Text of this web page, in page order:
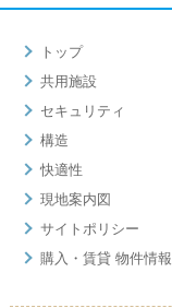
トップ
共用施設
セキュリティ
構造
快適性
現地案内図
サイトポリシー
購入・賃貸 物件情報